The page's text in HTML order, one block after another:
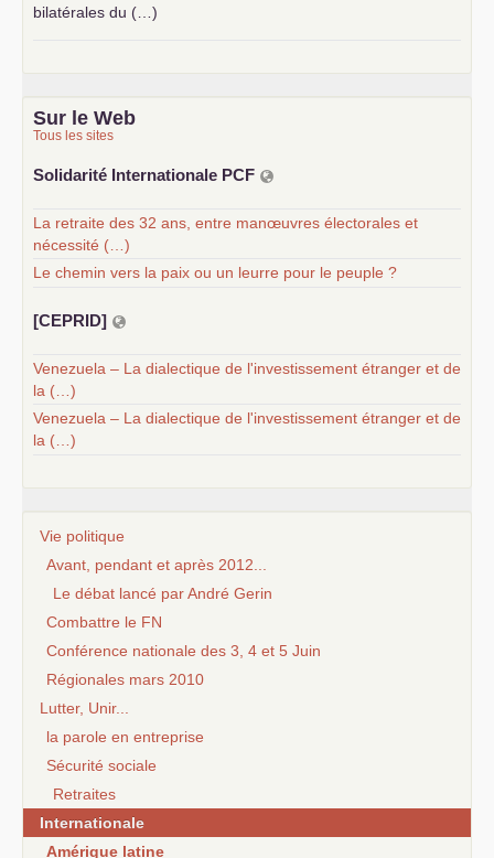
bilatérales du (…)
Sur le Web
Tous les sites
Solidarité Internationale PCF
La retraite des 32 ans, entre manœuvres électorales et
nécessité (…)
Le chemin vers la paix ou un leurre pour le peuple ?
[CEPRID]
Venezuela – La dialectique de l'investissement étranger et de
la (…)
Venezuela – La dialectique de l'investissement étranger et de
la (…)
Vie politique
Avant, pendant et après 2012...
Le débat lancé par André Gerin
Combattre le FN
Conférence nationale des 3, 4 et 5 Juin
Régionales mars 2010
Lutter, Unir...
la parole en entreprise
Sécurité sociale
Retraites
Internationale
Amérique latine